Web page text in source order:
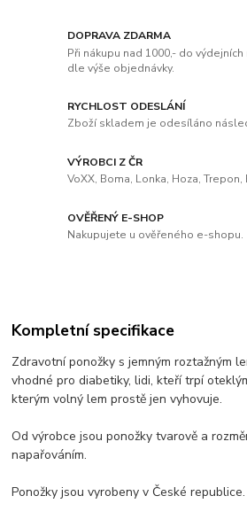
DOPRAVA ZDARMA
Při nákupu nad 1000,- do
dle výše objednávky.
RYCHLOST ODESLÁNÍ
Zboží skladem je odesíláno
VÝROBCI Z ČR
VoXX, Boma, Lonka, Hoza, Trepon,
OVĚŘENÝ E-SHOP
Nakupujete u ověřeného e-shopu.
Kompletní specifikace
Zdravotní ponožky s jemným roztažným
vhodné pro diabetiky, lidi, kteří trpí
kterým volný lem prostě jen vyhovuje.
Od výrobce jsou ponožky tvarově a
napařováním.
Ponožky jsou vyrobeny v České republice.